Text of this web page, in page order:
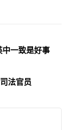
中一致是好事
法官员